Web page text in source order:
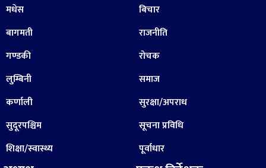
मधेस
बागमती
गण्डकी
लुम्बिनी
कर्णाली
सुदूरपश्चिम
शिक्षा/स्वास्थ्य
बिचार
राजनीति
रोचक
समाज
सुरक्षा/अपराध
सूचना प्रविधि
पूर्वाधार